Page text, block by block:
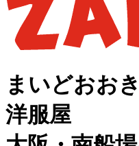
まいどおお
洋服屋